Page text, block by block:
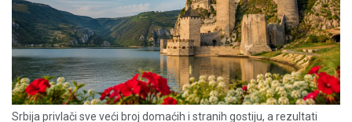
Srbija privlači sve veći broj domaćih i stranih gostiju, a rezultati